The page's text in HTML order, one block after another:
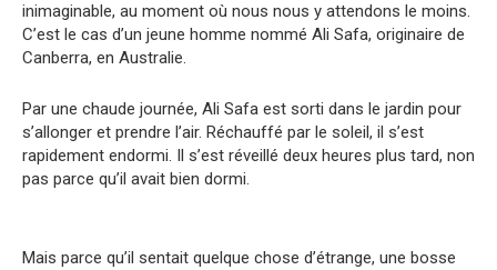
inimaginable, au moment où nous nous y attendons le moins.
C’est le cas d’un jeune homme nommé Ali Safa, originaire de
Canberra, en Australie.
Par une chaude journée, Ali Safa est sorti dans le jardin pour
s’allonger et prendre l’air. Réchauffé par le soleil, il s’est
rapidement endormi. Il s’est réveillé deux heures plus tard, non
pas parce qu’il avait bien dormi.
Mais parce qu’il sentait quelque chose d’étrange, une bosse